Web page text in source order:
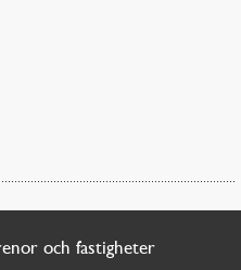
och fastigheter